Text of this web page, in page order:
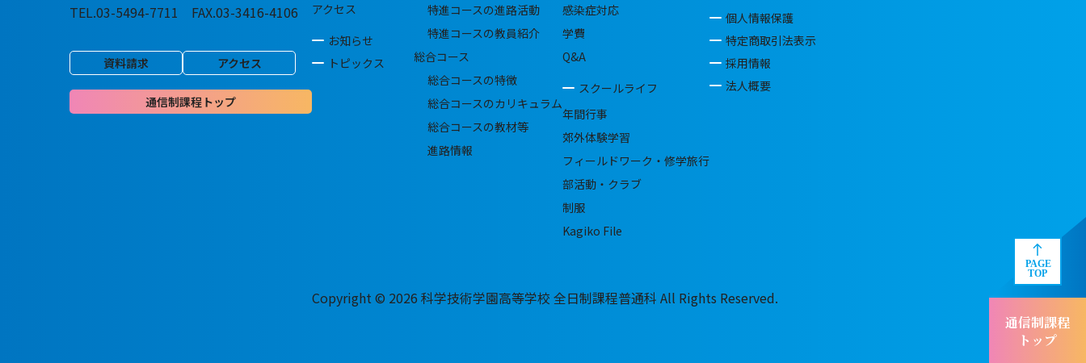
通信制課程
トップ
TEL.03-5494-7711 FAX.03-3416-4106
資料請求 アクセス
通信制課程トップ
アクセス
お知らせ
トピックス
特進コースの進路活動
特進コースの教員紹介
総合コース
総合コースの特徴
総合コースのカリキュラム
総合コースの教材等
進路情報
感染症対応
学費
Q&A
スクールライフ
年間行事
郊外体験学習
フィールドワーク・修学旅行
部活動・クラブ
制服
Kagiko File
個人情報保護
特定商取引法表示
採用情報
法人概要
Copyright © 2026 科学技術学園高等学校 全日制課程普通科 All Rights Reserved.